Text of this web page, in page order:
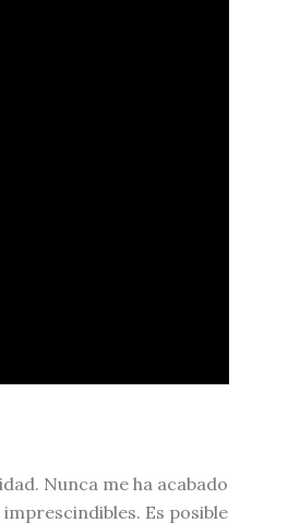
Nunca me ha acabado
Es posible